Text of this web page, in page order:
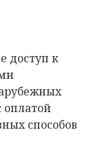
доступ к
способов